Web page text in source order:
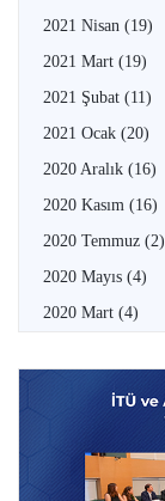
2021 Nisan (19)
2021 Mart (19)
2021 Şubat (11)
2021 Ocak (20)
2020 Aralık (16)
2020 Kasım (16)
2020 Temmuz (2)
2020 Mayıs (4)
2020 Mart (4)